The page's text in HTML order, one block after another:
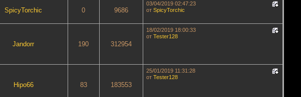
SpicyTorchic 0 9686
03/04/2019 02:47:23
отSpicyTorchic
Jandorr 190 312954
18/02/2019 18:00:33
отTester128
Hipo66 83 183553
25/01/2019 11:31:28
отTester128